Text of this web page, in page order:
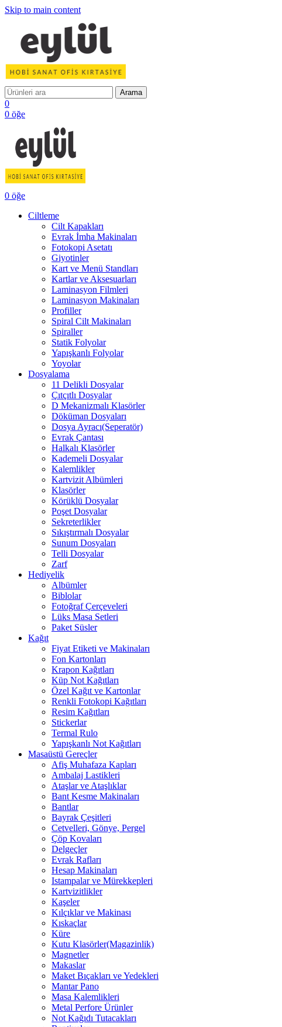
Skip to main content
Arama
0
0 öğe
0 öğe
Ciltleme
Cilt Kapakları
Evrak İmha Makinaları
Fotokopi Asetatı
Giyotinler
Kart ve Menü Standları
Kartlar ve Aksesuarları
Laminasyon Filmleri
Laminasyon Makinaları
Profiller
Spiral Cilt Makinaları
Spiraller
Statik Folyolar
Yapışkanlı Folyolar
Yoyolar
Dosyalama
11 Delikli Dosyalar
Çıtçıtlı Dosyalar
D Mekanizmalı Klasörler
Döküman Dosyaları
Dosya Ayracı(Seperatör)
Evrak Çantası
Halkalı Klasörler
Kademeli Dosyalar
Kalemlikler
Kartvizit Albümleri
Klasörler
Körüklü Dosyalar
Poşet Dosyalar
Sekreterlikler
Sıkıştırmalı Dosyalar
Sunum Dosyaları
Telli Dosyalar
Zarf
Hediyelik
Albümler
Biblolar
Fotoğraf Çerçeveleri
Lüks Masa Setleri
Paket Süsler
Kağıt
Fiyat Etiketi ve Makinaları
Fon Kartonları
Krapon Kağıtları
Küp Not Kağıtları
Özel Kağıt ve Kartonlar
Renkli Fotokopi Kağıtları
Resim Kağıtları
Stickerlar
Termal Rulo
Yapışkanlı Not Kağıtları
Masaüstü Gereçler
Afiş Muhafaza Kapları
Ambalaj Lastikleri
Ataşlar ve Ataşlıklar
Bant Kesme Makinaları
Bantlar
Bayrak Çeşitleri
Cetvelleri, Gönye, Pergel
Çöp Kovaları
Delgeçler
Evrak Rafları
Hesap Makinaları
Istampalar ve Mürekkepleri
Kartvizitlikler
Kaşeler
Kılçıklar ve Makinası
Kıskaçlar
Küre
Kutu Klasörler(Magazinlik)
Magnetler
Makaslar
Maket Bıçakları ve Yedekleri
Mantar Pano
Masa Kalemlikleri
Metal Perfore Ürünler
Not Kağıdı Tutacakları